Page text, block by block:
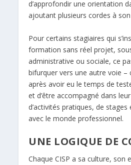
d’approfondir une orientation
ajoutant plusieurs cordes à
Pour certains stagiaires qui
formation sans réel projet,
administrative ou sociale, ce
bifurquer vers une autre voie –
après avoir eu le temps de
et d’être accompagné dans
d’activités pratiques, de
avec le monde professionnel.
UNE LOGIQUE DE
Chaque CISP a sa culture, son